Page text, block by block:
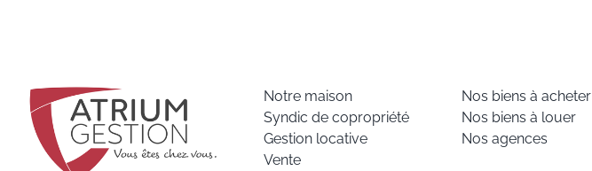
Notre maison
Syndic de copropriété
Gestion locative
Vente
Nos biens à acheter
Nos biens à louer
Nos agences